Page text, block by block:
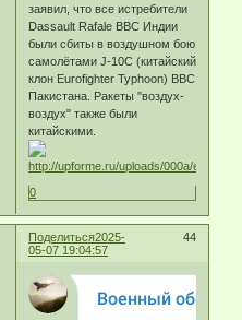
заявил, что все истребители
Dassault Rafale ВВС Индии
были сбиты в воздушном бою
самолётами J-10C (китайский
клон Eurofighter Typhoon) ВВС
Пакистана. Ракеты "воздух-
воздух" также были
китайскими.
0
Поделиться 44
2025-
05-07 19:04:57